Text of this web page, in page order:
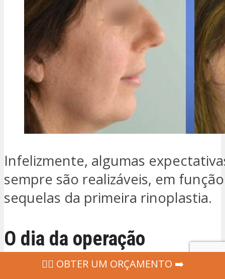
Infelizmente, algumas
sempre são realizáveis, em
sequelas da primeira rinoplastia.
O dia da operação
‍👩‍⚕ OBTER UM ORÇAMENTO ➡️